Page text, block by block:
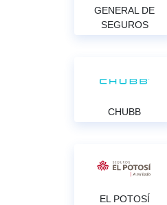
GENERAL DE
SEGUROS
CHUBB
EL POTOSÍ